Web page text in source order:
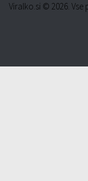
Viralko.si © 2026. Vse